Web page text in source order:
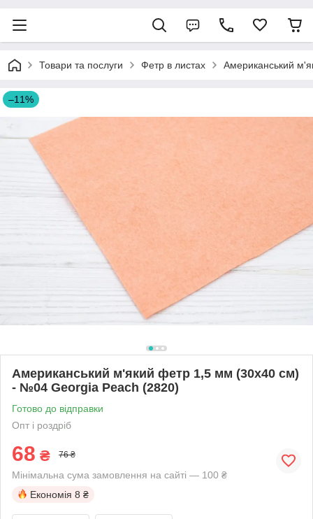
Товари та послуги Фетр в листах Американський
–11%
Американський м'який фетр 1,5 мм (30х40 см)
- №04 Georgia Peach (2820)
Готово до відправки
Опт і роздріб
68 ₴ 76 ₴
Мінімальна сума замовлення на сайті — 100 ₴
Економія 8 ₴